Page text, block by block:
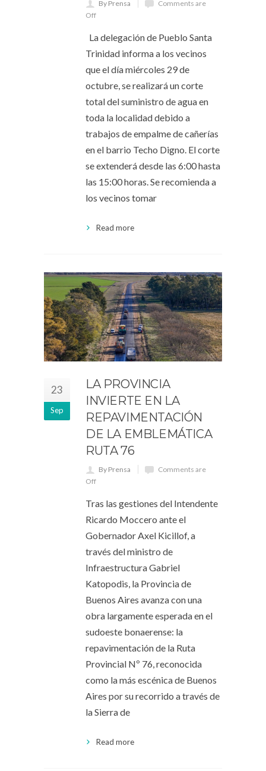
By Prensa
Comments are
Off
La delegación de Pueblo Santa
Trinidad informa a los vecinos
que el día miércoles 29 de
octubre, se realizará un corte
total del suministro de agua en
toda la localidad debido a
trabajos de empalme de cañerías
en el barrio Techo Digno. El corte
se extenderá desde las 6:00 hasta
las 15:00 horas. Se recomienda a
los vecinos tomar
Read more
23
Sep
LA PROVINCIA
INVIERTE EN LA
REPAVIMENTACIÓN
DE LA EMBLEMÁTICA
RUTA 76
By Prensa
Comments are
Off
Tras las gestiones del Intendente
Ricardo Moccero ante el
Gobernador Axel Kicillof, a
través del ministro de
Infraestructura Gabriel
Katopodis, la Provincia de
Buenos Aires avanza con una
obra largamente esperada en el
sudoeste bonaerense: la
repavimentación de la Ruta
Provincial Nº 76, reconocida
como la más escénica de Buenos
Aires por su recorrido a través de
la Sierra de
Read more